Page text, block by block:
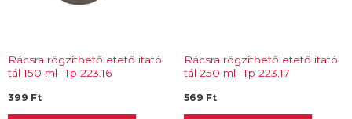
Rácsra rögzíthető etető itató
tál 150 ml- Tp 223.16
399 Ft
Rácsra rögzíthető etető itató
tál 250 ml- Tp 223.17
569 Ft